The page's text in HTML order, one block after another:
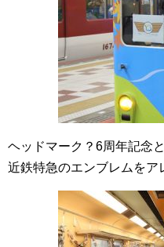
ヘッドマーク？6周年記念
近鉄特急のエンブレムをア